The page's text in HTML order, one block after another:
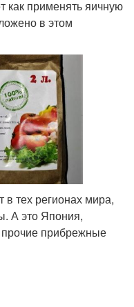
как применять яичную
в этом
тех регионах мира,
А это Япония,
прибрежные